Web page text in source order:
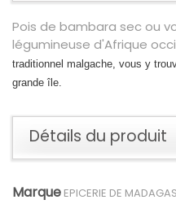
Pois de bambara sec ou
légumineuse d'Afrique
traditionnel malgache, vous y
grande île.
Détails du produit
Marque EPICERIE DE